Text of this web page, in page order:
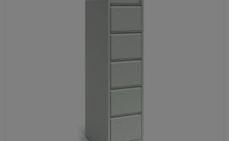
Ulubione